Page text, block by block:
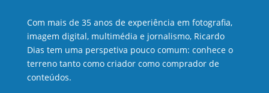
Com mais de 35 anos de experiência em fotografia,
imagem digital, multimédia e jornalismo, Ricardo
Dias tem uma perspetiva pouco comum: conhece o
terreno tanto como criador como comprador de
conteúdos.